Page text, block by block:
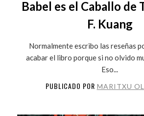
Babel es el Caballo de
F. Kuang
Normalmente escribo las reseñas
acabar el libro porque si no olvido
Eso...
PUBLICADO POR MARITXU